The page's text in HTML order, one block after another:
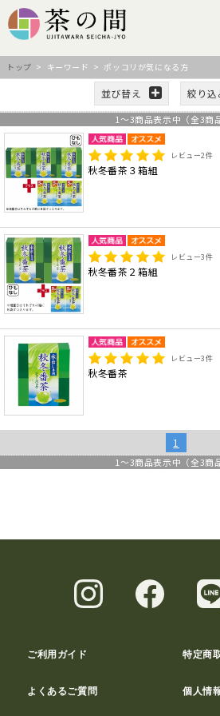
トップ > キーワード > ポッコリが気になる方
並び替え 絞り込
1 ～3商品表示中（全3商
レビュー2件
秋冬番茶３箱組
レビュー3件
秋冬番茶２箱組
レビュー3件
秋冬番茶
1
1 ～3商品表示中（全3商
ご利用ガイド 特定商
よくあるご質問 個人情